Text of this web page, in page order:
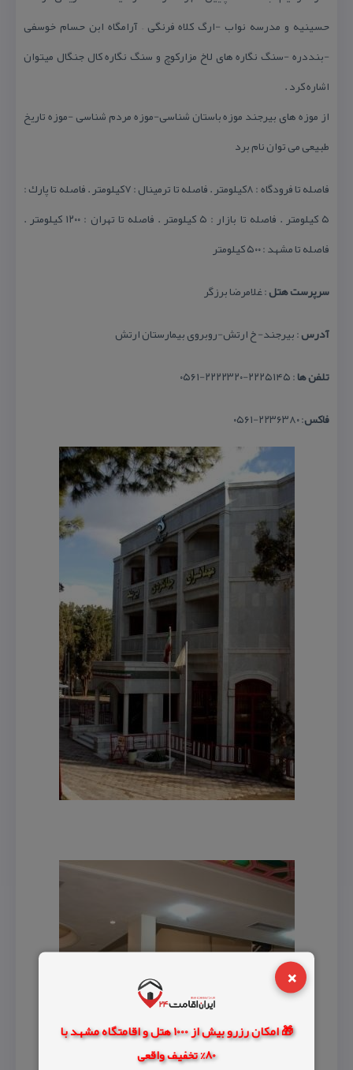
×
🎁 امکان رزرو بیش از 1000 هتل و اقامتگاه مشهد با
80% تخفیف واقعی
حسینیه و مدرسه نواب -ارگ كلاه فرنگی – آرامگاه ابن حسام خوسفی
-بنددره -سنگ نگاره های لاخ مزاركوچ و سنگ نگاره كال جنگال میتوان
اشاره كرد .
از موزه های بیرجند موزه باستان شناسی-موزه مردم شناسی -موزه تاریخ
طبیعی می توان نام برد
فاصله تا فرودگاه : ۸كیلومتر . فاصله تا ترمینال : ۷كیلومتر . فاصله تا پارك :
۵ كیلومتر . فاصله تا بازار : ۵ كیلومتر . فاصله تا تهران : ۱۲۰۰ كیلومتر .
فاصله تا مشهد : ۵۰۰ كیلومتر
سرپرست هتل: غلامرضا برزگر
آدرس: بیرجند- خ ارتش-روبروی بیمارستان ارتش
تلفن ها: ۲۲۲۵۱۴۵-۲۲۲۲۳۲۰-۰۵۶۱
فاكس: ۲۲۳۶۳۸۰-۰۵۶۱